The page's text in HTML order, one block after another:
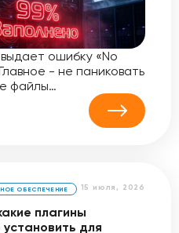
ошибку «No
- не паниковать
файлы…
15 июля, 2026
ОБЕСПЕЧЕНИЕ
плагины
для